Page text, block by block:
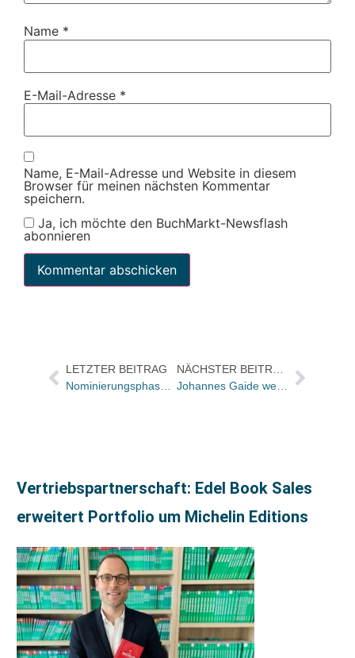
Name *
E-Mail-Adresse *
Name, E-Mail-Adresse und Website in diesem
Browser für meinen nächsten Kommentar
speichern.
Ja, ich möchte den BuchMarkt-Newsflash
abonnieren
LETZTER BEITRAG
Nominierungsphase eröffnet: BoD sucht Buchcoach des Jahres 2026
NÄCHSTER BEITRAG
Johannes Gaide wechselt in die Geschäftsführung des Fachverlags RM Rudolf Müller Medien
Vertriebspartnerschaft: Edel Book Sales
erweitert Portfolio um Michelin Editions